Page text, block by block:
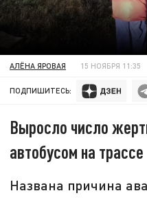
АЛЁНА ЯРОВАЯ 15 НОЯБРЯ 11:35
ПОДПИШИТЕСЬ:
Выросло число
автобусом на
Названа причина